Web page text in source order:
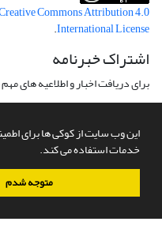
این وب سایت از کوکی ها برای
خدمات استفاده می کند.
متوجه شدم
Commons Attribution 4.0
International License
.
اشتراک خبرنامه
برای دریافت اخبار و اطلاعیه های
سامانه مدیریت نشریات علمی.